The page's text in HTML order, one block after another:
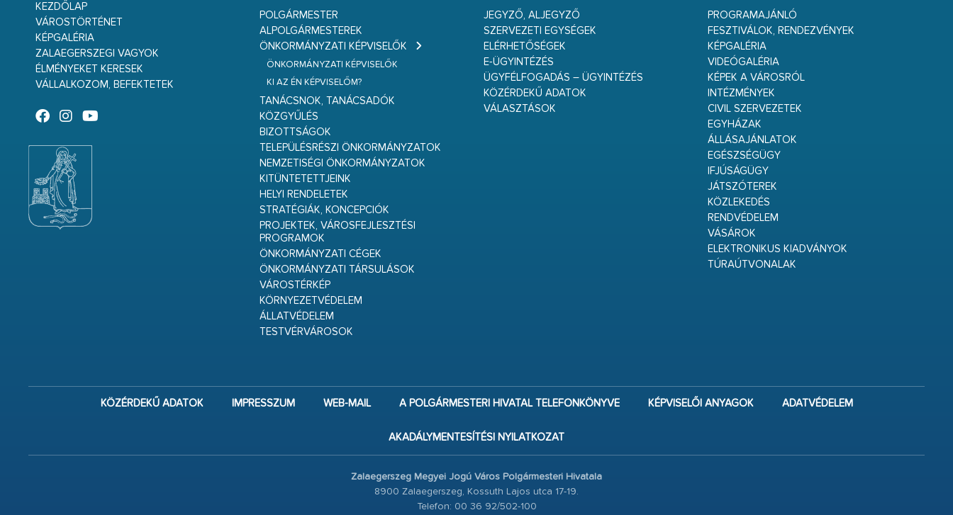
KEZDŐLAP
VÁROSTÖRTÉNET
KÉPGALÉRIA
ZALAEGERSZEGI VAGYOK
ÉLMÉNYEKET KERESEK
VÁLLALKOZOM, BEFEKTETEK
POLGÁRMESTER
ALPOLGÁRMESTEREK
ÖNKORMÁNYZATI KÉPVISELŐK
ÖNKORMÁNYZATI KÉPVISELŐK
KI AZ ÉN KÉPVISELŐM?
TANÁCSNOK, TANÁCSADÓK
KÖZGYŰLÉS
BIZOTTSÁGOK
TELEPÜLÉSRÉSZI ÖNKORMÁNYZATOK
NEMZETISÉGI ÖNKORMÁNYZATOK
KITÜNTETETTJEINK
HELYI RENDELETEK
STRATÉGIÁK, KONCEPCIÓK
PROJEKTEK, VÁROSFEJLESZTÉSI
PROGRAMOK
ÖNKORMÁNYZATI CÉGEK
ÖNKORMÁNYZATI TÁRSULÁSOK
VÁROSTÉRKÉP
KÖRNYEZETVÉDELEM
ÁLLATVÉDELEM
TESTVÉRVÁROSOK
JEGYZŐ, ALJEGYZŐ
SZERVEZETI EGYSÉGEK
ELÉRHETŐSÉGEK
E-ÜGYINTÉZÉS
ÜGYFÉLFOGADÁS – ÜGYINTÉZÉS
KÖZÉRDEKŰ ADATOK
VÁLASZTÁSOK
PROGRAMAJÁNLÓ
FESZTIVÁLOK, RENDEZVÉNYEK
KÉPGALÉRIA
VIDEÓGALÉRIA
KÉPEK A VÁROSRÓL
INTÉZMÉNYEK
CIVIL SZERVEZETEK
EGYHÁZAK
ÁLLÁSAJÁNLATOK
EGÉSZSÉGÜGY
IFJÚSÁGÜGY
JÁTSZÓTEREK
KÖZLEKEDÉS
RENDVÉDELEM
VÁSÁROK
ELEKTRONIKUS KIADVÁNYOK
TÚRAÚTVONALAK
KÖZÉRDEKŰ ADATOK IMPRESSZUM WEB-MAIL A POLGÁRMESTERI HIVATAL TELEFONKÖNYVE KÉPVISELŐI ANYAGOK ADATVÉDELEM
AKADÁLYMENTESÍTÉSI NYILATKOZAT
Zalaegerszeg Megyei Jogú Város Polgármesteri Hivatala
8900 Zalaegerszeg, Kossuth Lajos utca 17-19.
Telefon: 00 36 92/502-100